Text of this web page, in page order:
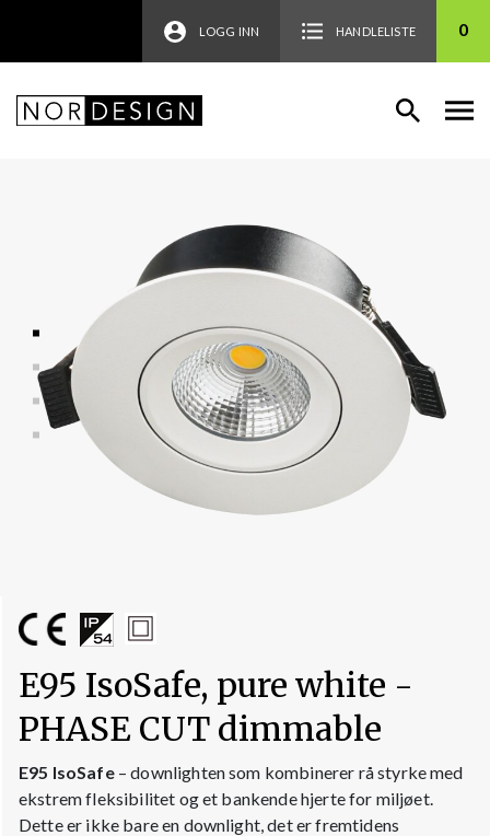
LOGG INN HANDLELISTE 0
E95 IsoSafe, pure white -
PHASE CUT dimmable
E95 IsoSafe– downlighten som kombinerer rå styrke med
ekstrem fleksibilitet og et bankende hjerte for miljøet.
Dette er ikke bare en downlight, det er fremtidens